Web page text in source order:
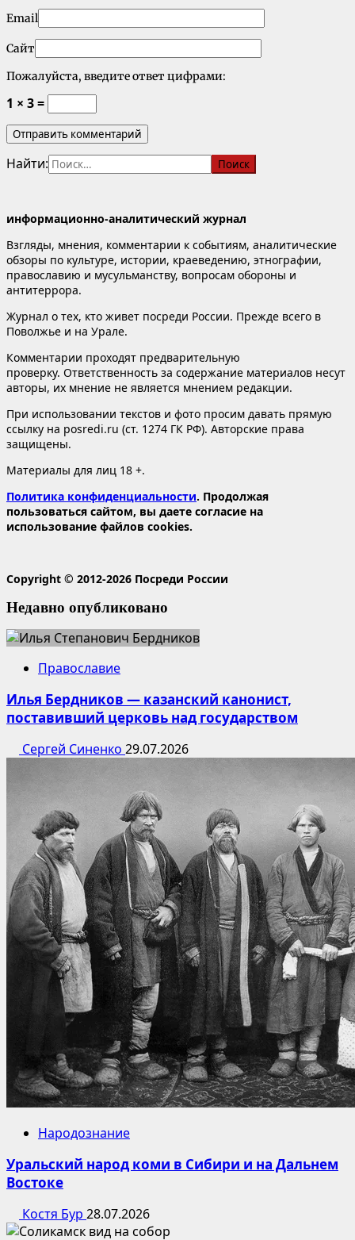
Email
Сайт
Пожалуйста, введите ответ цифрами:
1 × 3 =
Найти:
информационно-аналитический журнал
Взгляды, мнения, комментарии к событиям, аналитические
обзоры по культуре, истории, краеведению, этнографии,
православию и мусульманству, вопросам обороны и
антитеррора.
Журнал о тех, кто живет посреди России. Прежде всего в
Поволжье и на Урале.
Комментарии проходят предварительную
проверку. Ответственность за содержание материалов несут
авторы, их мнение не является мнением редакции.
При использовании текстов и фото просим давать прямую
ссылку на posredi.ru (ст. 1274 ГК РФ). Авторские права
защищены.
Материалы для лиц 18 +.
Политика конфиденциальности. Продолжая
пользоваться сайтом, вы даете согласие на
использование файлов cookies.
Copyright © 2012-2026 Посреди России
Недавно опубликовано
Православие
Илья Бердников — казанский канонист,
поставивший церковь над государством
Сергей Синенко 29.07.2026
Народознание
Уральский народ коми в Сибири и на Дальнем
Востоке
Костя Бур 28.07.2026